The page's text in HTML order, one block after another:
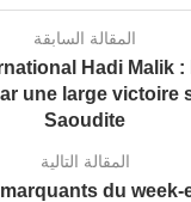
المقالة السابقة
Hadi Malik :
une large victoire
Saoudite
المقالة التالية
du week-